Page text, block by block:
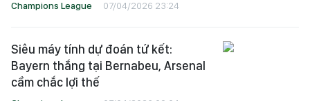
Champions League 07/04/2026 23:24
Siêu máy tính dự đoán tứ kết:
Bayern thắng tại Bernabeu, Arsenal
cầm chắc lợi thế